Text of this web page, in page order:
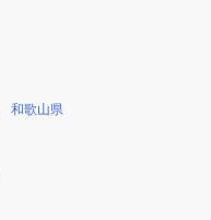
和歌山県